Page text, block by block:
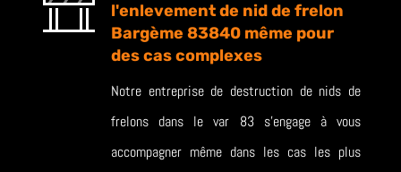
l'enlevement de nid de frelon
Bargème 83840 même pour
des cas complexes
Notre entreprise de destruction de nids de
frelons dans le var 83 s’engage à vous
accompagner même dans les cas les plus